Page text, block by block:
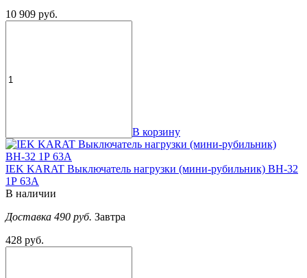
10 909 руб.
В корзину
IEK KARAT Выключатель нагрузки (мини-рубильник) ВН-32
1Р 63А
В наличии
Доставка 490 руб. Завтра
428 руб.